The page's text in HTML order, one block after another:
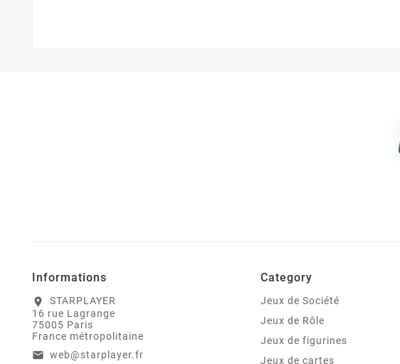
Informations
location_on
STARPLAYER
16 rue Lagrange
75005 Paris
France métropolitaine
email web@starplayer.fr
Category
Jeux de Société
Jeux de Rôle
Jeux de figurines
Jeux de cartes